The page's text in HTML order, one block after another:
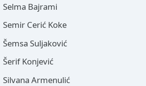
Selma Bajrami
Semir Cerić Koke
Šemsa Suljaković
Šerif Konjević
Silvana Armenulić